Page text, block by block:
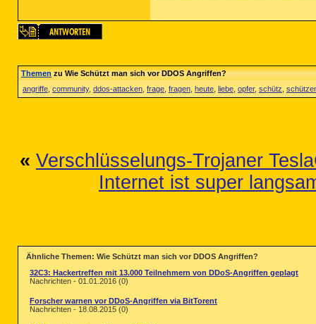
Themenzu Wie Schützt man sich vor DDOS Angriffen?
angriffe community, ddos-attacken frage fragen heute liebe opfer, schütz
« Verschlüsselungs-Trojaner
Internet ist super
Ähnliche Themen: Wie Schützt man sich vor DDOS Angriffen?
32C3: Hackertreffen mit 13.000 Teilnehmern von DDoS-Angriffen geplagt
Nachrichten - 01.01.2016 (0)
Forscher warnen vor DDoS-Angriffen via BitTorent
Nachrichten - 18.08.2015 (0)